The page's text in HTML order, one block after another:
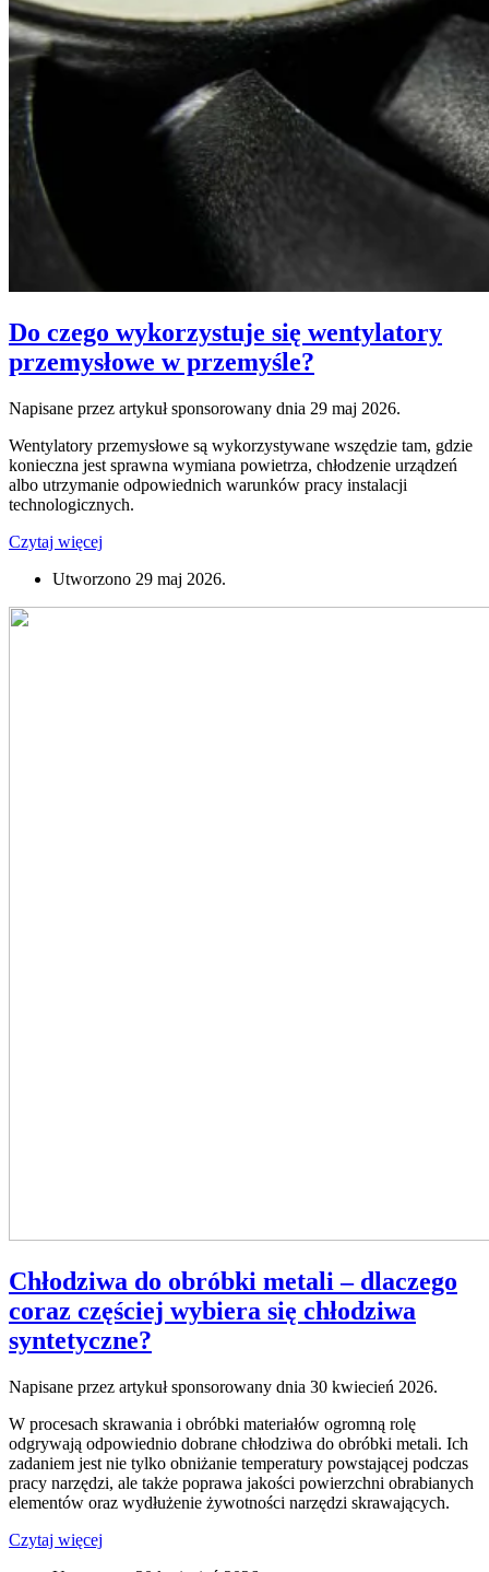
Do czego wykorzystuje się wentylatory
przemysłowe w przemyśle?
Napisane przez artykuł sponsorowany dnia 29 maj 2026.
Wentylatory przemysłowe są wykorzystywane wszędzie tam, gdzie
konieczna jest sprawna wymiana powietrza, chłodzenie urządzeń
albo utrzymanie odpowiednich warunków pracy instalacji
technologicznych.
Czytaj więcej
Utworzono 29 maj 2026.
Chłodziwa do obróbki metali – dlaczego
coraz częściej wybiera się chłodziwa
syntetyczne?
Napisane przez artykuł sponsorowany dnia 30 kwiecień 2026.
W procesach skrawania i obróbki materiałów ogromną rolę
odgrywają odpowiednio dobrane chłodziwa do obróbki metali. Ich
zadaniem jest nie tylko obniżanie temperatury powstającej podczas
pracy narzędzi, ale także poprawa jakości powierzchni obrabianych
elementów oraz wydłużenie żywotności narzędzi skrawających.
Czytaj więcej